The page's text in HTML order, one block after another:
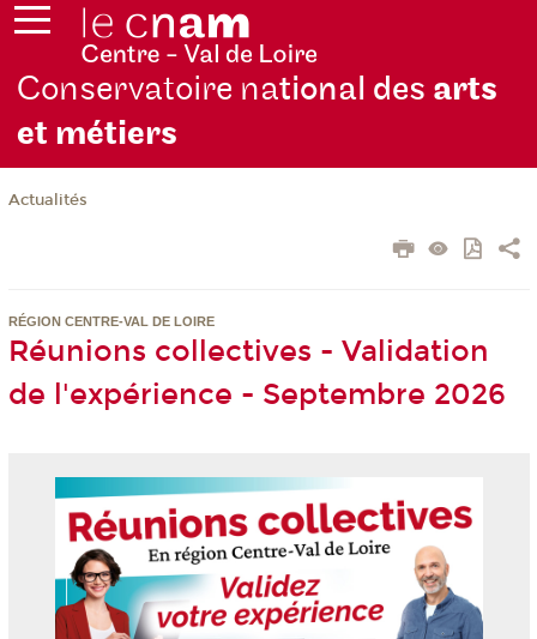
Conservatoire national des arts
et métiers
Actualités
RÉGION CENTRE-VAL DE LOIRE
Réunions collectives - Validation
de l'expérience - Septembre 2026